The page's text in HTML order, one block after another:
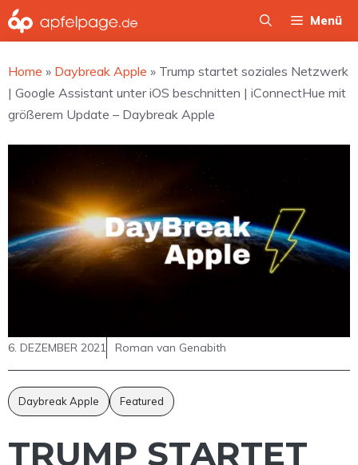
Zum
Inhalt
Menü
Home » Daybreak Apple » Trump startet soziales Netzwerk
| Google Assistant unter iOS beschnitten | iConnectHue mit
größerem Update – Daybreak Apple
6. DEZEMBER 2021 Roman van Genabith
Daybreak Apple Featured
TRUMP STARTET